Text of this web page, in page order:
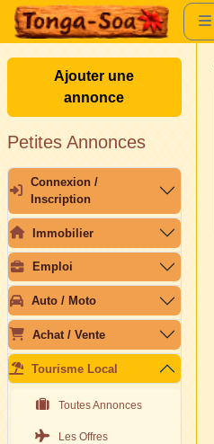
Ajouter une
annonce
Petites Annonces
Connexion /
Inscription
Immobilier
Emploi
Auto / Moto
Achat / Vente
Tourisme Local
Toutes Annonces
Les Offres